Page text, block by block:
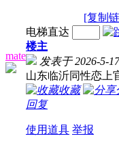
[复制
mate
电梯直达
楼主
发表于 2026-5-
山东临沂同性恋上
收藏
回复
使用道具 举报